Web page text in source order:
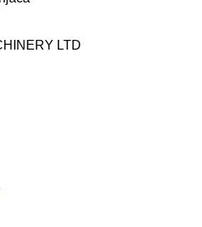
LTD